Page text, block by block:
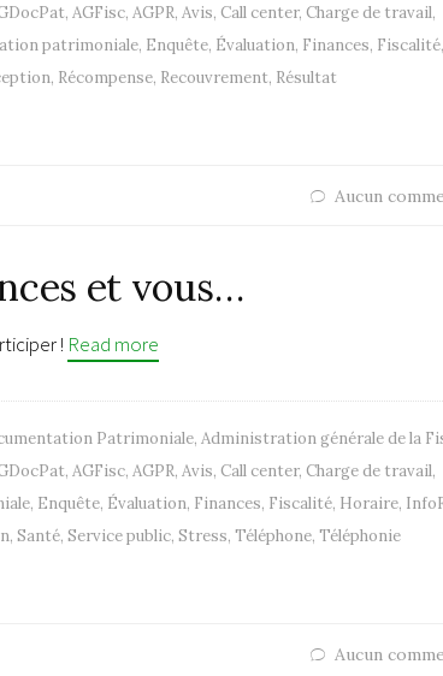
, AGFisc, AGPR, Avis, Call center, Charge de travail,
patrimoniale, Enquête, Évaluation, Finances, Fiscalité,
, Récompense, Recouvrement, Résultat
Aucun
et vous…
! Read more
Patrimoniale, Administration générale de la
, AGFisc, AGPR, Avis, Call center, Charge de travail,
, Enquête, Évaluation, Finances, Fiscalité, Horaire,
, Santé, Service public, Stress, Téléphone, Téléphonie
Aucun